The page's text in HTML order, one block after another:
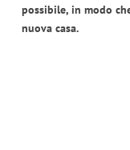
possibile, in modo
nuova casa.